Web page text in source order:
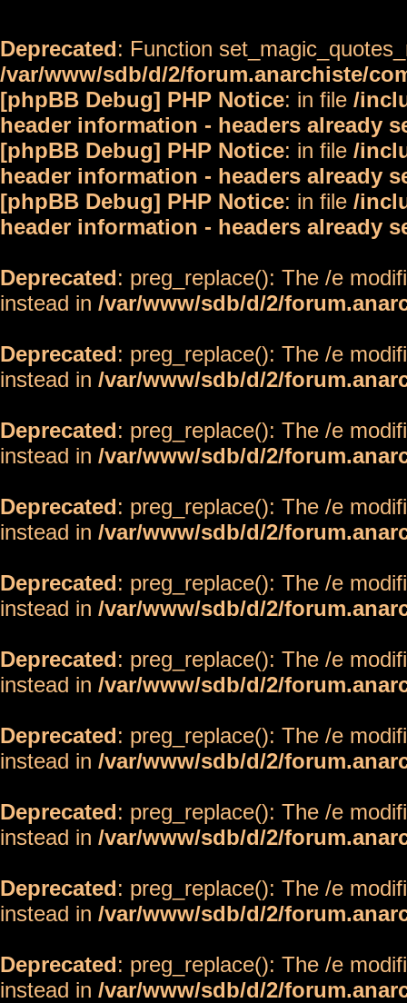
Deprecated: Function
/var/www/sdb/d/2/forum.anarchiste/
[phpBB Debug] PHP Notice: in file /
header information - headers already
[phpBB Debug] PHP Notice: in file /
header information - headers already
[phpBB Debug] PHP Notice: in file /
header information - headers already
Deprecated: preg_replace(): The /e
instead in /var/www/sdb/d/2/
Deprecated: preg_replace(): The /e
instead in /var/www/sdb/d/2/
Deprecated: preg_replace(): The /e
instead in /var/www/sdb/d/2/
Deprecated: preg_replace(): The /e
instead in /var/www/sdb/d/2/
Deprecated: preg_replace(): The /e
instead in /var/www/sdb/d/2/
Deprecated: preg_replace(): The /e
instead in /var/www/sdb/d/2/
Deprecated: preg_replace(): The /e
instead in /var/www/sdb/d/2/
Deprecated: preg_replace(): The /e
instead in /var/www/sdb/d/2/
Deprecated: preg_replace(): The /e
instead in /var/www/sdb/d/2/
Deprecated: preg_replace(): The /e
instead in /var/www/sdb/d/2/